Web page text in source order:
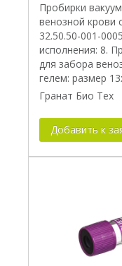
Пробирки
венозной крови
32.50.50-001-
исполнения: 8.
для забора
гелем: размер
Гранат Био Тех
Добавить к